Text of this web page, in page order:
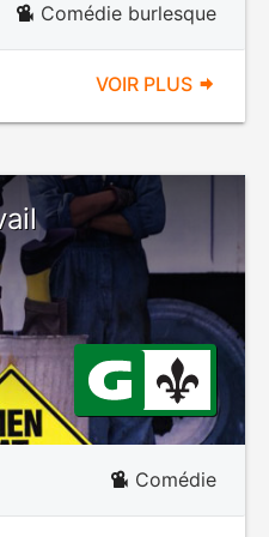
Comédie burlesque
VOIR PLUS
Comédie